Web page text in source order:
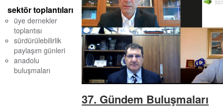
sektör toplantıları
üye dernekler
toplantısı
sürdürülebilirlik
paylaşım günleri
anadolu
buluşmaları
37. Gündem Buluşmaları